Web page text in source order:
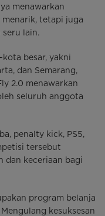
menawarkan
tetapi juga
lain.
besar, yakni
dan Semarang,
2.0 menawarkan
seluruh anggota
penalty kick, PS5,
tersebut
dan keceriaan bagi
program belanja
kesuksesan